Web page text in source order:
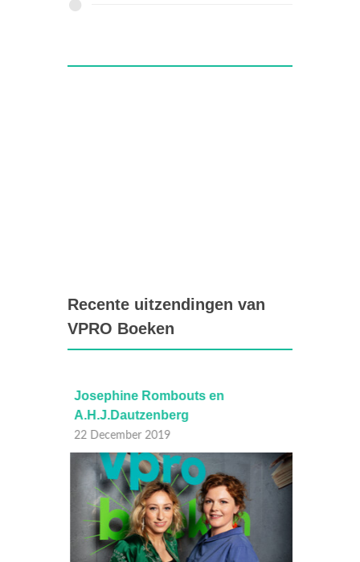
Recente uitzendingen van
VPRO Boeken
Josephine Rombouts en
A.H.J.Dautzenberg
22 December 2019